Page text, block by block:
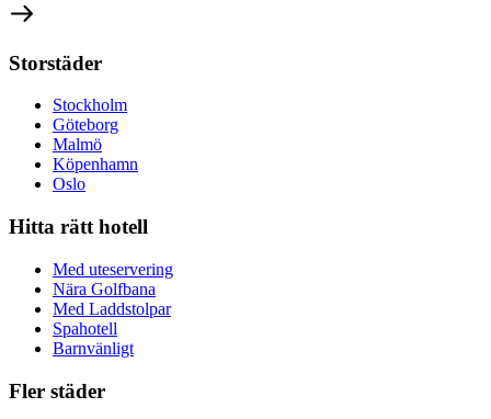
Storstäder
Stockholm
Göteborg
Malmö
Köpenhamn
Oslo
Hitta rätt hotell
Med uteservering
Nära Golfbana
Med Laddstolpar
Spahotell
Barnvänligt
Fler städer